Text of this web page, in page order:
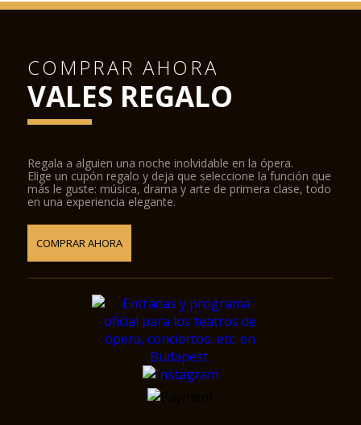
COMPRAR AHORA
VALES REGALO
Regala a alguien una noche inolvidable en la ópera.
Elige un cupón regalo y deja que seleccione la función que
más le guste: música, drama y arte de primera clase, todo
en una experiencia elegante.
COMPRAR AHORA